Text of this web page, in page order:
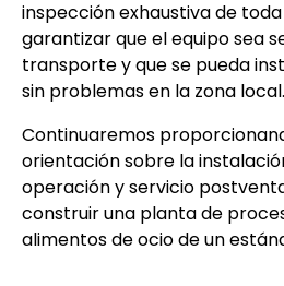
inspección exhaustiva de
garantizar que el equipo sea
transporte y que se pueda
sin problemas en la zona local.
Continuaremos
orientación sobre la
operación y servicio
construir una planta de
alimentos de ocio de un